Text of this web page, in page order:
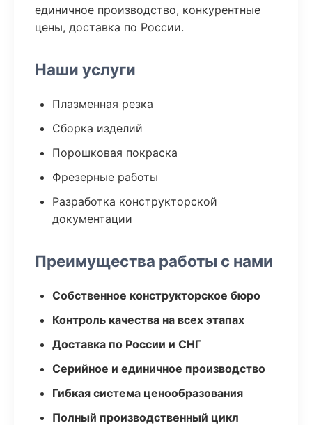
единичное производство, конкурентные
цены, доставка по России.
Наши услуги
Плазменная резка
Сборка изделий
Порошковая покраска
Фрезерные работы
Разработка конструкторской
документации
Преимущества работы с нами
Собственное конструкторское бюро
Контроль качества на всех этапах
Доставка по России и СНГ
Серийное и единичное производство
Гибкая система ценообразования
Полный производственный цикл